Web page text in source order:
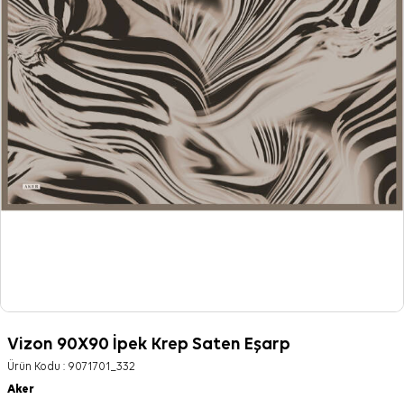
Vizon 90X90 İpek Krep Saten Eşarp
Ürün Kodu : 9071701_332
Aker